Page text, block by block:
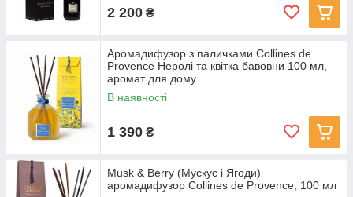
2 200 ₴
Аромадифузор з паличками Collines de
Provence Неролі та квітка бавовни 100 мл,
аромат для дому
В наявності
1 390 ₴
Musk & Berry (Мускус і Ягоди)
аромадифузор Collines de Provence, 100 мл